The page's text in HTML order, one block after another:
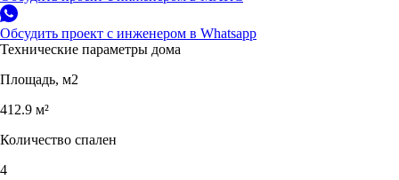
Обсудить проект с инженером в Whatsapp
Технические параметры дома
Площадь, м2
412.9 м²
Количество спален
4